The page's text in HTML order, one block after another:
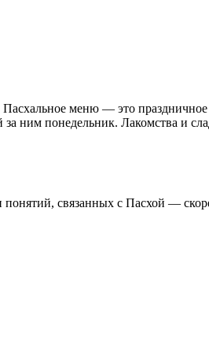
меню — это
ним понедельник. Лакомства и
связанных с Пасхой —